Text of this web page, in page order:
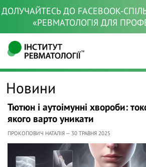
ДОЛУЧАЙТЕСЬ ДО FACEBOOK-
«РЕВМАТОЛОГІЯ ДЛЯ
Новини
Тютюн і аутоімунні хвороби:
якого варто уникати
ПРОКОПОВИЧ НАТАЛІЯ — 30 ТРАВНЯ 2025